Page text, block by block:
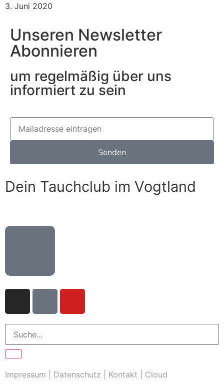
3. Juni 2020
Unseren Newsletter
Abonnieren
um regelmäßig über uns
informiert zu sein
Senden
Dein Tauchclub im Vogtland
Impressum Datenschutz Kontakt Cloud